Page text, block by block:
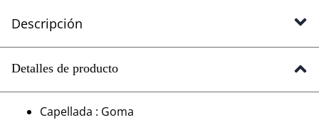
Descripción
Detalles de producto
Capellada : Goma